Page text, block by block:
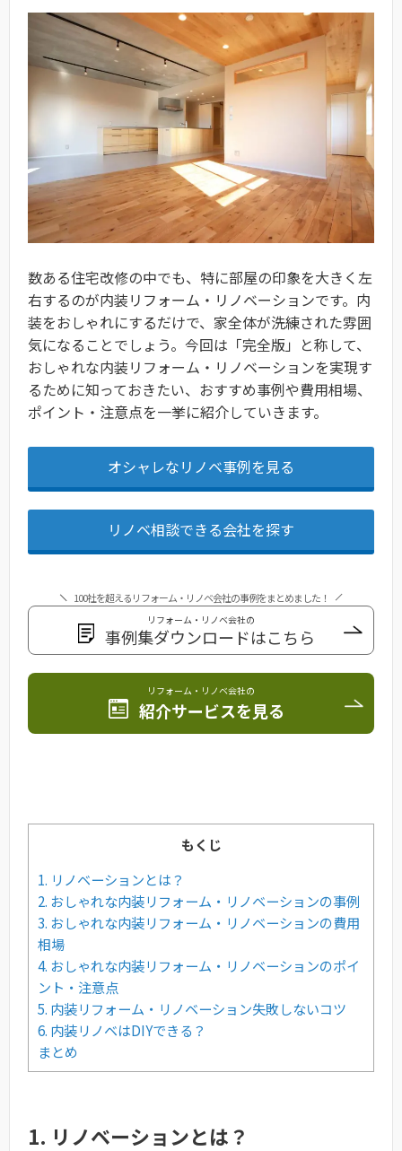
数ある住宅改修の中でも、特に部屋の印象を大きく左
右するのが内装リフォーム・リノベーションです。内
装をおしゃれにするだけで、家全体が洗練された雰囲
気になることでしょう。今回は「完全版」と称して、
おしゃれな内装リフォーム・リノベーションを実現す
るために知っておきたい、おすすめ事例や費用相場、
ポイント・注意点を一挙に紹介していきます。
オシャレなリノベ事例を見る
リノベ相談できる会社を探す
100社を超えるリフォーム・リノベ会社の事例をまとめました！
リフォーム・リノベ会社の
事例集ダウンロードはこちら
リフォーム・リノベ会社の
紹介サービスを見る
もくじ
1. リノベーションとは？
2. おしゃれな内装リフォーム・リノベーションの事例
3. おしゃれな内装リフォーム・リノベーションの費用
相場
4. おしゃれな内装リフォーム・リノベーションのポイ
ント・注意点
5. 内装リフォーム・リノベーション失敗しないコツ
6. 内装リノベはDIYできる？
まとめ
1. リノベーションとは？